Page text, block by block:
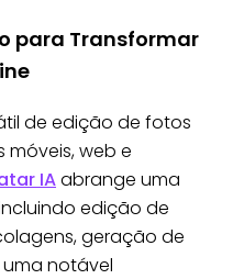
para Transformar
de edição de fotos
web e
IAabrange uma
edição de
geração de
notável